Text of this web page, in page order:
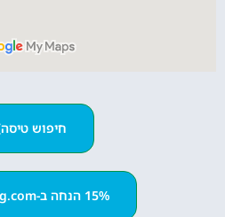
חיפוש טיסה
15% הנחה ב-Booking.com